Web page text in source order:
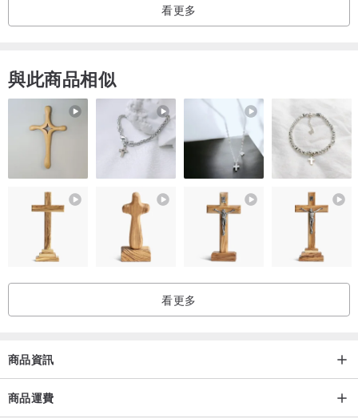
搭款更能平衡多重能量，適合日常佩戴，讓你在不同場合都能散發柔
軟又帶光的氣質。
這條手串在光線下特別迷人，貓眼光帶清晰且富有動感，戴起來既療
癒又吸睛。因為是孤品，一旦錯過，就再也遇不到完全相同的多色搭
配與光帶強度。
如果你被這份會「發光」、柔軟又靈動的能量吸引，歡迎讓它成為你
手腕上獨一無二的夢幻守護。
貓眼光帶的強弱會隨光線角度變化，這正是貓眼兔毛最迷人的地方。
或劇烈碰撞。
看更多
與此商品相似
看更多
商品資訊
商品運費